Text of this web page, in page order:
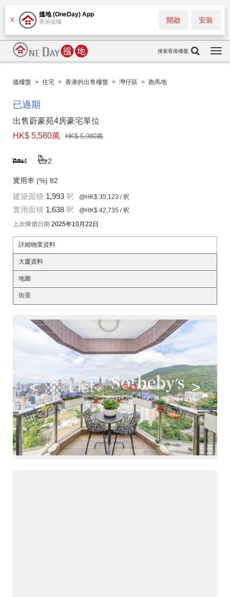
X
搵地 (OneDay) App
香港搵樓 安裝
開啟
搜索香港樓盤
搵樓盤 > 住宅 > 香港的出售樓盤 > 灣仔區 > 跑馬地
已過期
出售蔚豪苑4房豪宅單位
HK$ 5,580萬
HK$ 5,980萬
4 2
實用率 (%) 82
建築面積 1,993 呎 @HK$ 35,123 / 呎
實用面積 1,638 呎 @HK$ 42,735 / 呎
上次降價日期 2025年10月22日
詳細物業資料
大廈資料
地圖
街景
< >